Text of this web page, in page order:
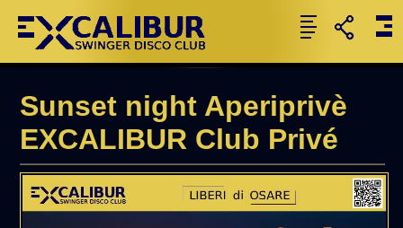
Sunset night Aperiprivè
EXCALIBUR Club Privé